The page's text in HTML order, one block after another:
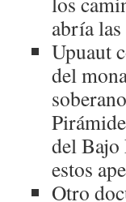
abría
Upuaut
del
del
estos
Otro